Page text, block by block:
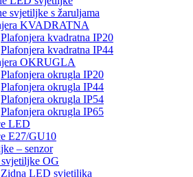
svjetiljke s žaruljama
KVADRATNA
Plafonjera kvadratna IP20
Plafonjera kvadratna IP44
OKRUGLA
Plafonjera okrugla IP20
Plafonjera okrugla IP44
Plafonjera okrugla IP54
Plafonjera okrugla IP65
LED
E27/GU10
– senzor
OG
Zidna LED svjetiljka